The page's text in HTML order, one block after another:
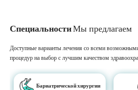
СпециальностиМы предлагаем
Доступные варианты лечения со всеми
процедур на выбор с лучшим качеством
Бариатрической хирургии